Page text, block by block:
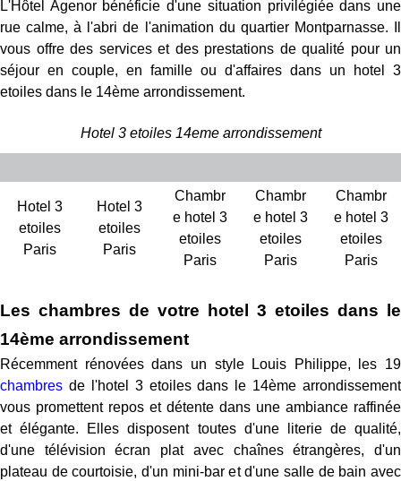
L'Hôtel Agenor bénéficie d'une situation privilégiée dans une
rue calme, à l'abri de l'animation du quartier Montparnasse. Il
vous offre des services et des prestations de qualité pour un
séjour en couple, en famille ou d'affaires dans un hotel 3
etoiles dans le 14ème arrondissement.
Hotel 3 etoiles 14eme arrondissement
Hotel 3
etoiles
Paris
Hotel 3
etoiles
Paris
Chambr
e hotel 3
etoiles
Paris
Chambr
e hotel 3
etoiles
Paris
Chambr
e hotel 3
etoiles
Paris
Les chambres de votre hotel 3 etoiles dans le
14ème arrondissement
Récemment rénovées dans un style Louis Philippe, les 19
chambres de l'hotel 3 etoiles dans le 14ème arrondissement
vous promettent repos et détente dans une ambiance raffinée
et élégante. Elles disposent toutes d'une literie de qualité,
d'une télévision écran plat avec chaînes étrangères, d'un
plateau de courtoisie, d'un mini-bar et d'une salle de bain avec